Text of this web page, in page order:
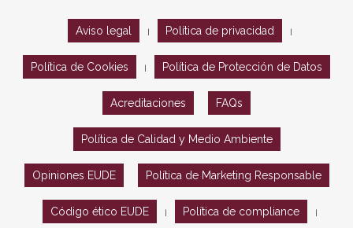
Aviso legal Política de privacidad
Política de Cookies Política de Protección de Datos
Acreditaciones FAQs
Política de Calidad y Medio Ambiente
Opiniones EUDE Política de Marketing Responsable
Código ético EUDE Política de compliance